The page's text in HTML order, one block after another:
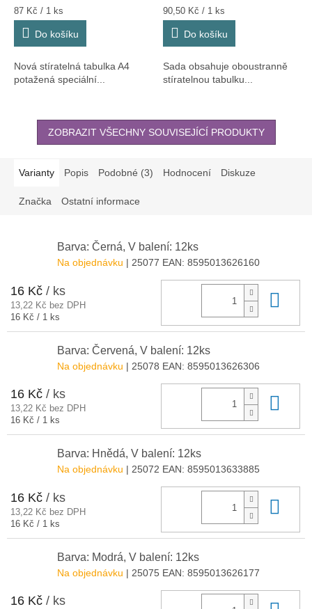
Měrná
cena:
87 Kč / 1 ks
Do košíku
Nová stíratelná tabulka A4
potažená speciální...
Měrná
cena:
90,50 Kč / 1 ks
Do košíku
Sada obsahuje oboustranně
stíratelnou tabulku...
ZOBRAZIT VŠECHNY SOUVISEJÍCÍ PRODUKTY
Varianty Popis Podobné (3) Hodnocení Diskuze
Značka Ostatní informace
Barva: Černá, V balení: 12ks
Na objednávku | 25077 EAN: 8595013626160
16 Kč / ks
13,22 Kč bez DPH
Měrná
16 Kč / 1 ks
Barva: Červená, V balení: 12ks
Na objednávku | 25078 EAN: 8595013626306
16 Kč / ks
13,22 Kč bez DPH
Měrná
16 Kč / 1 ks
Barva: Hnědá, V balení: 12ks
Na objednávku | 25072 EAN: 8595013633885
16 Kč / ks
13,22 Kč bez DPH
Měrná
16 Kč / 1 ks
Barva: Modrá, V balení: 12ks
Na objednávku | 25075 EAN: 8595013626177
16 Kč / ks